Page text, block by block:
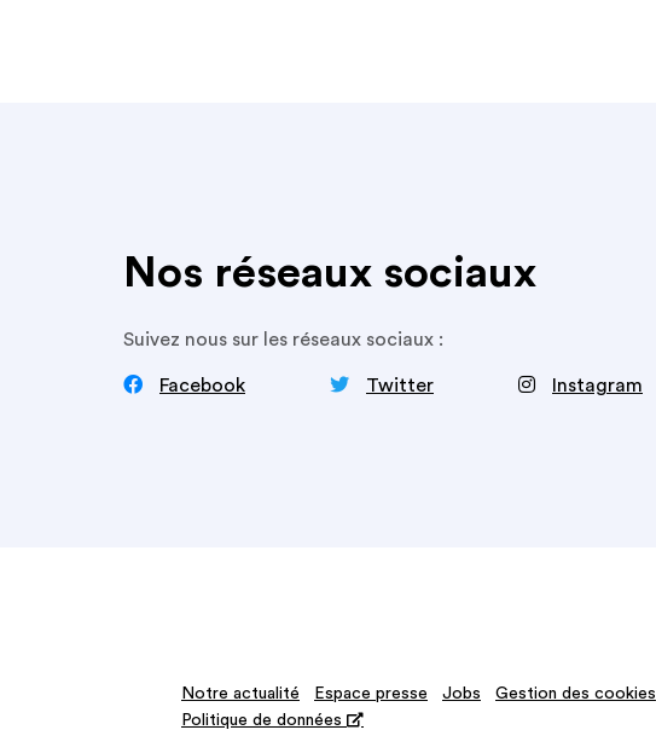
Nos réseaux sociaux
Suivez nous sur les réseaux sociaux :
 Facebook  Twitter ‍ Instagram
Notre actualité Espace presse Jobs Gestion des cookies
Politique de données 